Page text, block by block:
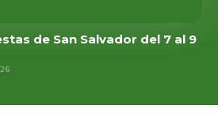
de San Salvador del 7 al 9